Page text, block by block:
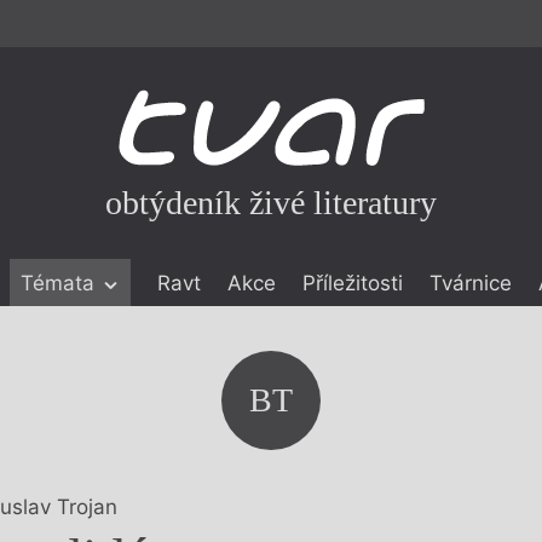
obtýdeník živé literatury
Témata Ravt Akce Příležitosti Tvárnice
BT
Trojan